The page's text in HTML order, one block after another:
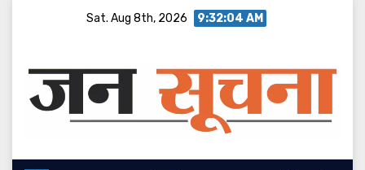
Sat. Aug 8th, 2026 9:32:05 AM